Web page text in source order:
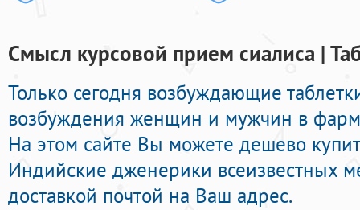
Смысл курсовой прием сиалиса |
Только сегодня возбуждающие
возбуждения женщин и мужчин в
На этом сайте Вы можете дешево
Индийские дженерики всеизвестных
доставкой почтой на Ваш адрес.